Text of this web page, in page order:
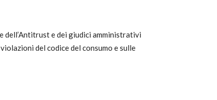
dell’Antitrust e dei giudici amministrativi
del codice del consumo e sulle